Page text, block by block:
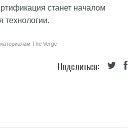
станет началом
технологии.
The Verge
Поделиться: